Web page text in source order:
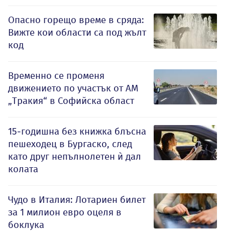
Опасно горещо време в сряда:
Вижте кои области са под жълт
код
Временно се променя
движението по участък от АМ
„Тракия“ в Софийска област
15-годишна без книжка блъсна
пешеходец в Бургаско, след
като друг непълнолетен ѝ дал
колата
Чудо в Италия: Лотариен билет
за 1 милион евро оцеля в
боклука